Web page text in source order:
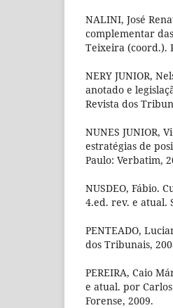
NALINI, José
complementar
Teixeira (coord.).
NERY JUNIOR,
anotado e
Revista dos
NUNES JUNIOR,
estratégias de
Paulo: Verbatim,
NUSDEO, Fábio.
4.ed. rev. e atual.
PENTEADO,
dos Tribunais,
PEREIRA, Caio
e atual. por
Forense, 2009.